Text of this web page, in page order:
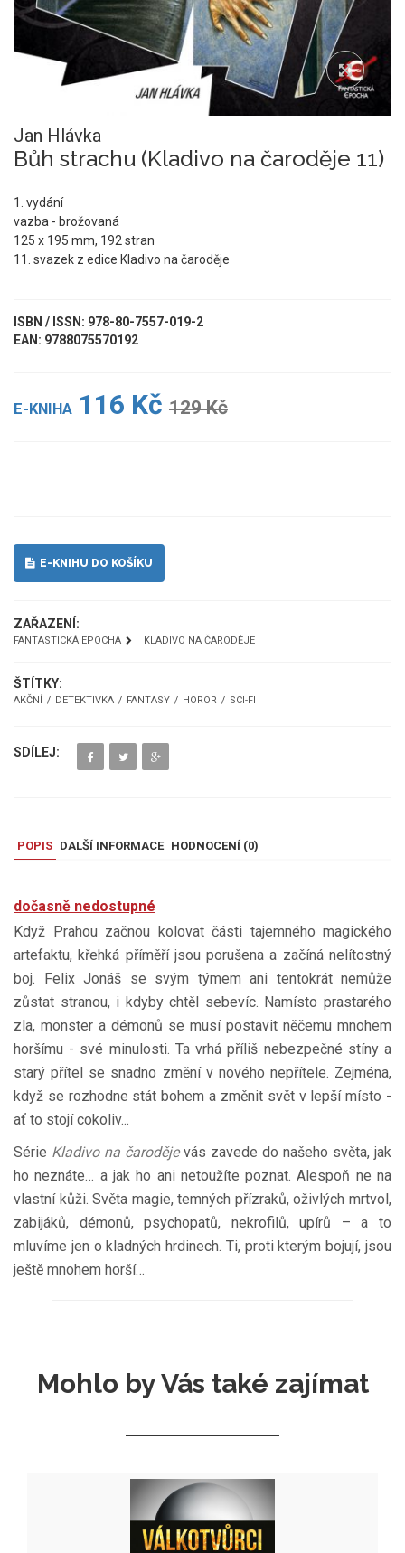
Jan Hlávka
Bůh strachu (Kladivo na čaroděje 11)
1. vydání
vazba - brožovaná
125 x 195 mm, 192 stran
11. svazek z edice Kladivo na čaroděje
ISBN / ISSN: 978-80-7557-019-2
EAN: 9788075570192
E-KNIHA 116 Kč 129 Kč
E-KNIHU DO KOŠÍKU
ZAŘAZENÍ:
FANTASTICKÁ EPOCHA KLADIVO NA ČARODĚJE
ŠTÍTKY:
AKČNÍ DETEKTIVKA FANTASY HOROR SCI-FI
SDÍLEJ:
POPIS DALŠÍ INFORMACE HODNOCENÍ (0)
dočasně nedostupné
Když Prahou začnou kolovat části tajemného magického
artefaktu, křehká příměří jsou porušena a začíná nelítostný
boj. Felix Jonáš se svým týmem ani tentokrát nemůže
zůstat stranou, i kdyby chtěl sebevíc. Namísto prastarého
zla, monster a démonů se musí postavit něčemu mnohem
horšímu - své minulosti. Ta vrhá příliš nebezpečné stíny a
starý přítel se snadno změní v nového nepřítele. Zejména,
když se rozhodne stát bohem a změnit svět v lepší místo -
ať to stojí cokoliv...
Série Kladivo na čarodějevás zavede do našeho světa, jak
ho neznáte… a jak ho ani netoužíte poznat. Alespoň ne na
vlastní kůži. Světa magie, temných přízraků, oživlých mrtvol,
zabijáků, démonů, psychopatů, nekrofilů, upírů – a to
mluvíme jen o kladných hrdinech. Ti, proti kterým bojují, jsou
ještě mnohem horší…
Mohlo by Vás také zajímat